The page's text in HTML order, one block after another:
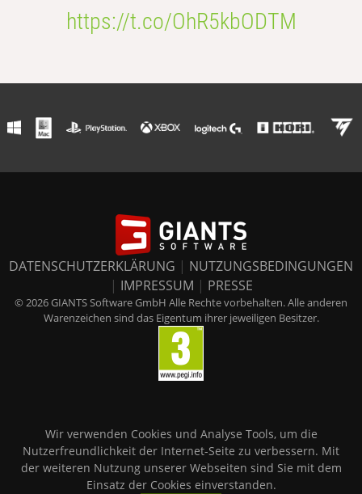
https://t.co/OhR5kbODTM
DATENSCHUTZERKLÄRUNG | NUTZUNGSBEDINGUNGEN
| IMPRESSUM | PRESSE
© 2026 GIANTS Software GmbH Alle Rechte vorbehalten. Alle anderen
Warenzeichen sind das Eigentum ihrer jeweiligen Besitzer.
Wir verwenden Cookies und Analyse Tools, um die
Nutzerfreundlichkeit der Internet-Seite zu verbessern. Mit
der weiteren Nutzung unserer Webseiten sind Sie mit dem
Einsatz der Cookies einverstanden.